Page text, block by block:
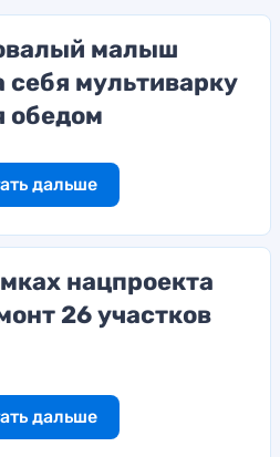
малыш
себя мультиварку
обедом
дальше
нацпроекта
26 участков
дальше